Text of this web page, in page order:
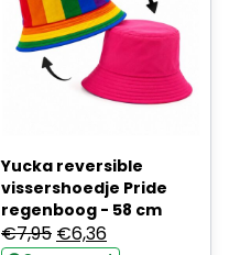
Yucka reversible
vissershoedje Pride
regenboog - 58 cm
€7,95 Oorspronkelijke
€6,36Huidige